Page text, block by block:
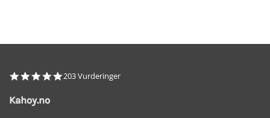
4.8
203 Vurderinger
Kahoy.no